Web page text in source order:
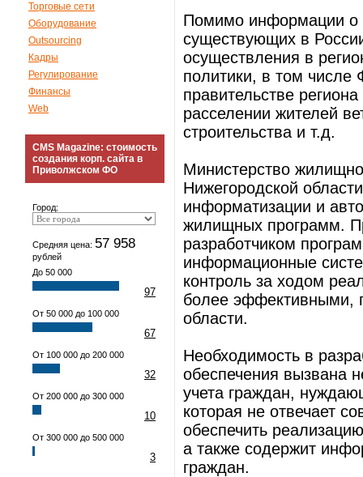
Торговые сети
Оборудование
Outsourcing
Кадры
Регулирование
Финансы
Web
CMS Magazine: стоимость
создания корп. сайта в
Приволжском ФО
Город:
Средняя цена: 57 958
рублей
До 50 000
97
От 50 000 до 100 000
67
От 100 000 до 200 000
32
От 200 000 до 300 000
10
От 300 000 до 500 000
3
Помимо информации о
существующих в
осуществления в
политики, в том
правительстве
расселении жителей
строительства и т.д.
Министерство
Нижегородской
информатизации и
жилищных программ.
разработчиком
информационные
контроль за ходом
более эффективными,
области.
Необходимость в
обеспечения вызвана
учета граждан,
которая не отвечает
обеспечить
а также содержит
граждан.